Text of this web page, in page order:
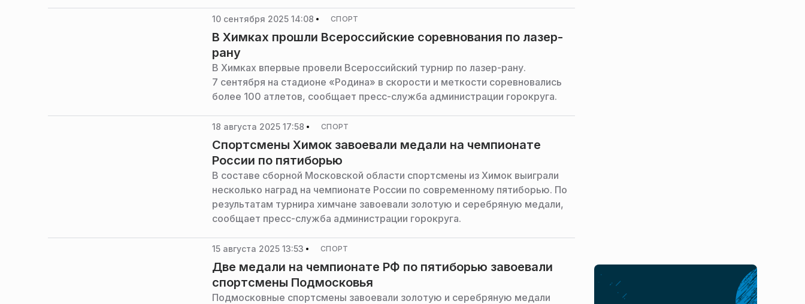
10 сентября 2025 14:08 СПОРТ
В Химках прошли Всероссийские соревнования по лазер-
рану
В Химках впервые провели Всероссийский турнир по лазер-рану.
7 сентября на стадионе «Родина» в скорости и меткости соревновались
более 100 атлетов, сообщает пресс-служба администрации горокруга.
18 августа 2025 17:58 СПОРТ
Спортсмены Химок завоевали медали на чемпионате
России по пятиборью
В составе сборной Московской области спортсмены из Химок выиграли
несколько наград на чемпионате России по современному пятиборью. По
результатам турнира химчане завоевали золотую и серебряную медали,
сообщает пресс-служба администрации горокруга.
15 августа 2025 13:53 СПОРТ
Две медали на чемпионате РФ по пятиборью завоевали
спортсмены Подмосковья
Подмосковные спортсмены завоевали золотую и серебряную медали